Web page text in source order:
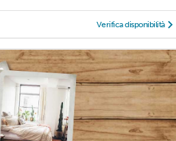
Verifica disponibilità